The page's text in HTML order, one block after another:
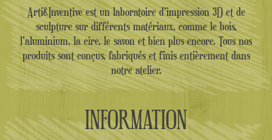
Arti&Inventive est un laboratoire d'impression 3D et de
sculpture sur différents matériaux, comme le bois,
l'aluminium, la cire, le savon et bien plus encore. Tous nos
produits sont conçus, fabriqués et finis entièrement dans
notre atelier.
INFORMATION